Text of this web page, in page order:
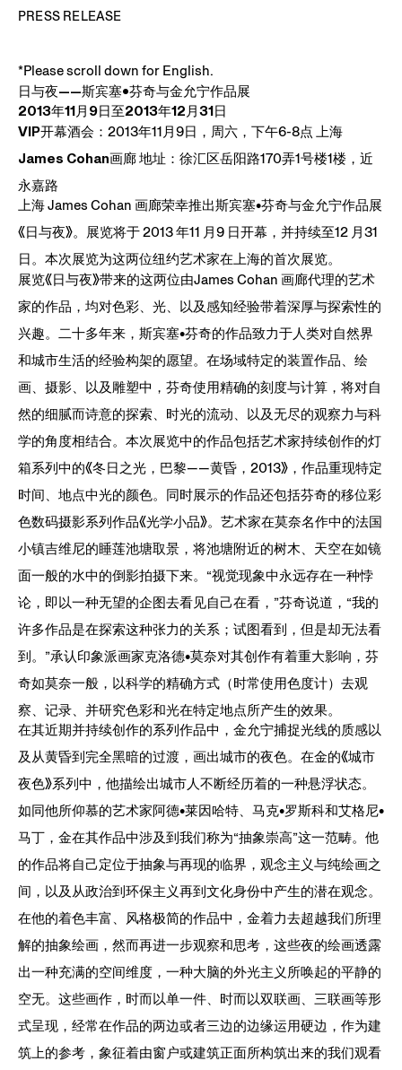
cm
PRESS RELEASE
*Please scroll down for English.
日与夜——斯宾塞•芬奇与金允宁作品展
2013年11月9日至2013年12月31日
VIP开幕酒会： 2013年11月9日，周六，下午6-8点 上海
James Cohan画廊 地址 ：徐汇区岳阳路170弄1号楼1楼，近
永嘉路
上海 James Cohan 画廊荣幸推出斯宾塞•芬奇与金允宁作品展
《日与夜》。展览将于 2013 年11 月9 日开幕，并持续至12 月31
日。本次展览为这两位纽约艺术家在上海的首次展览。
展览《日与夜》带来的这两位由James Cohan 画廊代理的艺术
家的作品，均对色彩、光、以及感知经验带着深厚与探索性的
兴趣。二十多年来，斯宾塞•芬奇的作品致力于人类对自然界
和城市生活的经验构架的愿望。在场域特定的装置作品、绘
画、摄影、以及雕塑中，芬奇使用精确的刻度与计算，将对自
然的细腻而诗意的探索、时光的流动、以及无尽的观察力与科
学的角度相结合。本次展览中的作品包括艺术家持续创作的灯
箱系列中的《冬日之光，巴黎——黄昏，2013》，作品重现特定
时间、地点中光的颜色。同时展示的作品还包括芬奇的移位彩
色数码摄影系列作品《光学小品》。艺术家在莫奈名作中的法国
小镇吉维尼的睡莲池塘取景，将池塘附近的树木、天空在如镜
面一般的水中的倒影拍摄下来。“视觉现象中永远存在一种悖
论，即以一种无望的企图去看见自己在看，”芬奇说道，“我的
许多作品是在探索这种张力的关系；试图看到，但是却无法看
到。”承认印象派画家克洛德•莫奈对其创作有着重大影响，芬
奇如莫奈一般，以科学的精确方式（时常使用色度计）去观
察、记录、并研究色彩和光在特定地点所产生的效果。
在其近期并持续创作的系列作品中，金允宁捕捉光线的质感以
及从黄昏到完全黑暗的过渡，画出城市的夜色。在金的《城市
夜色》系列中，他描绘出城市人不断经历着的一种悬浮状态。
如同他所仰慕的艺术家阿德•莱因哈特、马克•罗斯科和艾格尼•
马丁，金在其作品中涉及到我们称为“抽象崇高”这一范畴。他
的作品将自己定位于抽象与再现的临界，观念主义与纯绘画之
间，以及从政治到环保主义再到文化身份中产生的潜在观念。
在他的着色丰富、风格极简的作品中，金着力去超越我们所理
解的抽象绘画，然而再进一步观察和思考，这些夜的绘画透露
出一种充满的空间维度，一种大脑的外光主义所唤起的平静的
空无。这些画作，时而以单一件、时而以双联画、三联画等形
式呈现，经常在作品的两边或者三边的边缘运用硬边，作为建
筑上的参考，象征着由窗户或建筑正面所构筑出来的我们观看